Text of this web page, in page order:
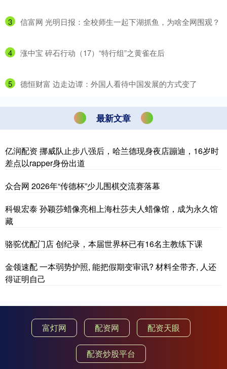
3 ​信富网 光明日报：全校师生一起下湖抓鱼，为啥全网围观？
4 ​涨中宝 碎石行动（17）“特行组”之黄雀在后
5 ​德恒财富 边走边谭：外国人看待中国发展的方式变了
最新文章
亿润配资 挪威队止步八强后，哈兰德现身夜店蹦迪，16岁时
差点以rapper身份出道
众合网 2026年“传德杯”少儿围棋交流赛落幕
科银宏泰 孙颖莎蜡像亮相上海杜莎夫人蜡像馆，成为永久馆
藏
骆驼优配门店 创纪录，本届世界杯已有16名主教练下课
金领速配 一本弱势护照, 能把假期变审讯? 材料全带齐, 人还
得证明自己
富灯网 配资网 配资天眼
配资炒股平台